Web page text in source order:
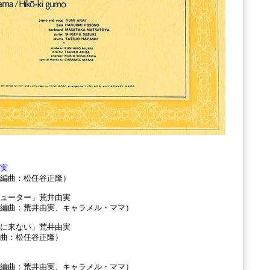
：松任谷正隆）
ーター」荒井由実
：荒井由実、キャラメル・ママ）
来ない」荒井由実
：松任谷正隆）
：荒井由実、キャラメル・ママ）